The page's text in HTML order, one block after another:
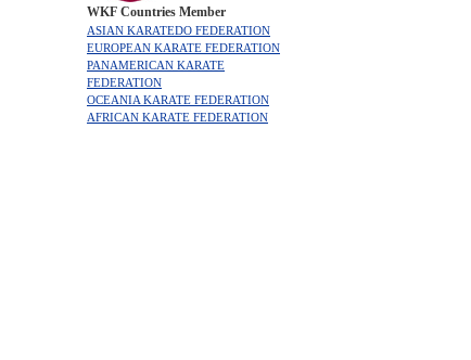
WKF Countries Member
ASIAN KARATEDO FEDERATION
EUROPEAN KARATE FEDERATION
PANAMERICAN KARATE
FEDERATION
OCEANIA KARATE FEDERATION
AFRICAN KARATE FEDERATION